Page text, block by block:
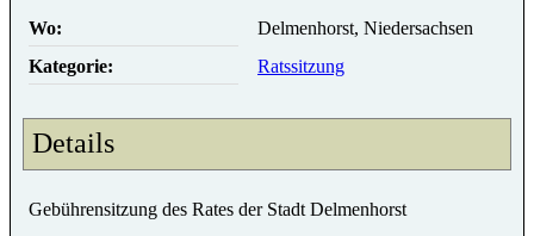
Wo:
Delmenhorst, Niedersachsen
Kategorie:
Ratssitzung
Details
Gebührensitzung des Rates der Stadt Delmenhorst